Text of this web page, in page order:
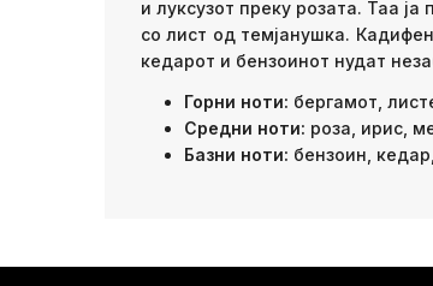
и луксузот преку розата. Таа
со лист од темјанушка.
кедарот и бензоинот нудат
Горни ноти: бергамот,
Средни ноти: роза, ирис,
Базни ноти: бензоин,